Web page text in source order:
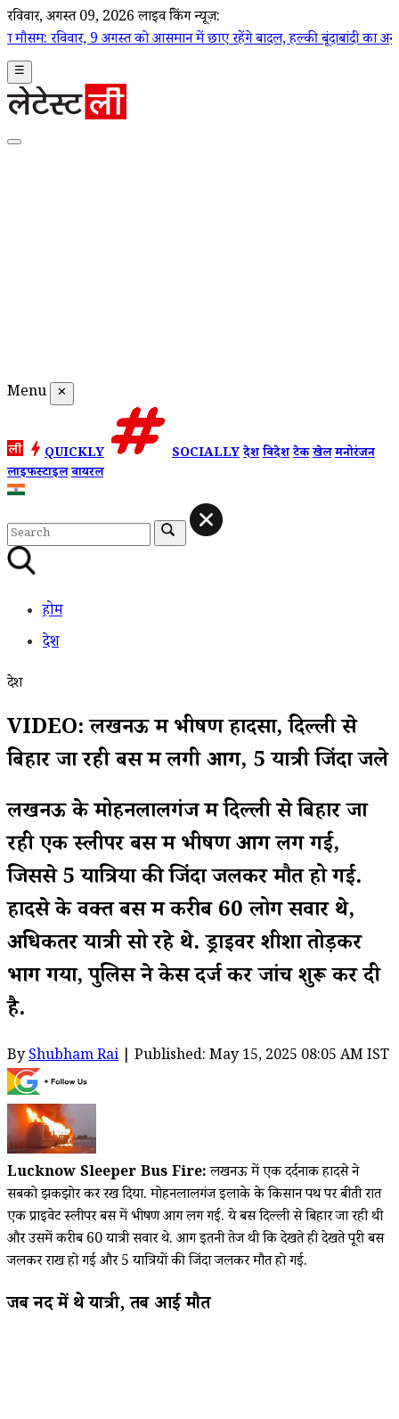
रविवार, अगस्त 09, 2026 लाइव ब्रेकिंग न्यूज़:
9 अगस्त को आसमान में छाए रहेंगे बादल, हल्की बूंदाबांदी का अनुमान|चेन्नई में
☰
Menu ✕
QUICKLY SOCIALLYदेशविदेशटेकखेलमनोरंजन
लाइफस्टाइलवायरल
होम
देश
देश
VIDEO: लखनऊ में भीषण हादसा, दिल्ली से
बिहार जा रही बस में लगी आग, 5 यात्री जिंदा जले
लखनऊ के मोहनलालगंज में दिल्ली से बिहार जा
रही एक स्लीपर बस में भीषण आग लग गई,
जिससे 5 यात्रियों की जिंदा जलकर मौत हो गई.
हादसे के वक्त बस में करीब 60 लोग सवार थे,
अधिकतर यात्री सो रहे थे. ड्राइवर शीशा तोड़कर
भाग गया, पुलिस ने केस दर्ज कर जांच शुरू कर दी
है.
ByShubham Rai | Published: May 15, 2025 08:05 AM IST
Lucknow Sleeper Bus Fire:लखनऊ में एक दर्दनाक हादसे ने
सबको झकझोर कर रख दिया. मोहनलालगंज इलाके के किसान पथ पर बीती रात
एक प्राइवेट स्लीपर बस में भीषण आग लग गई. ये बस दिल्ली से बिहार जा रही थी
और उसमें करीब 60 यात्री सवार थे. आग इतनी तेज थी कि देखते ही देखते पूरी बस
जलकर राख हो गई और 5 यात्रियों की जिंदा जलकर मौत हो गई.
जब नींद में थे यात्री, तब आई मौत